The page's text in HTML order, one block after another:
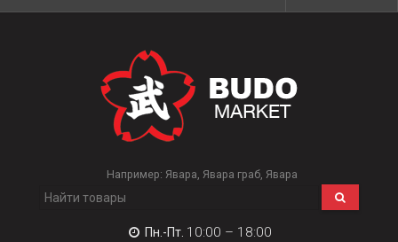
Например: Явара Явара граб Явара
Пн.-Пт. 10:00 – 18:00